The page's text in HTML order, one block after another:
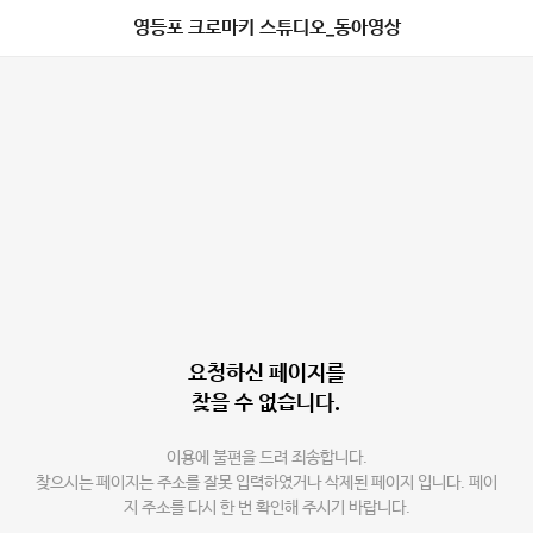
영등포 크로마키 스튜디오_동아영상
요청하신 페이지를
찾을 수 없습니다.
이용에 불편을 드려 죄송합니다.
찾으시는 페이지는 주소를 잘못 입력하였거나 삭제된 페이지 입니다. 페이
지 주소를 다시 한 번 확인해 주시기 바랍니다.